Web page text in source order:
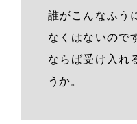
誰がこんなふう
なくはないので
ならば受け入れ
うか。